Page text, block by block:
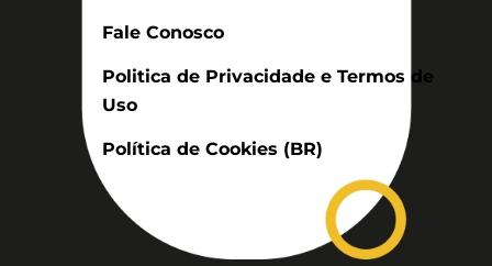
Fale Conosco
Politica de Privacidade e Termos de
Uso
Política de Cookies (BR)